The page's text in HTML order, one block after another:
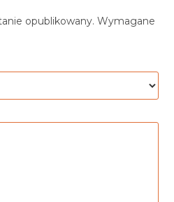
opublikowany. Wymagane